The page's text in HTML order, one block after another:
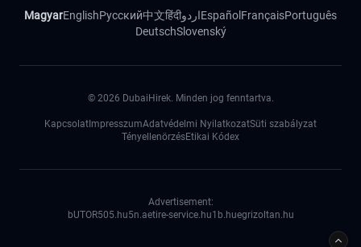
MagyarEnglishРусский中文हिंदीاردوEspañol FrançaisPortuguês
DeutschSlovenský
© 2026 DubaiHirek. Minden jog fenntartva.
Kapcsolat ImpresszumAdatvédelmi NyilatkozatSüti szabályzat
TényellenörzésEtikai Kódex
Advertisement:
bUTOR505.hu5n.aetire-service.hu1b.huegrizoltan.hu